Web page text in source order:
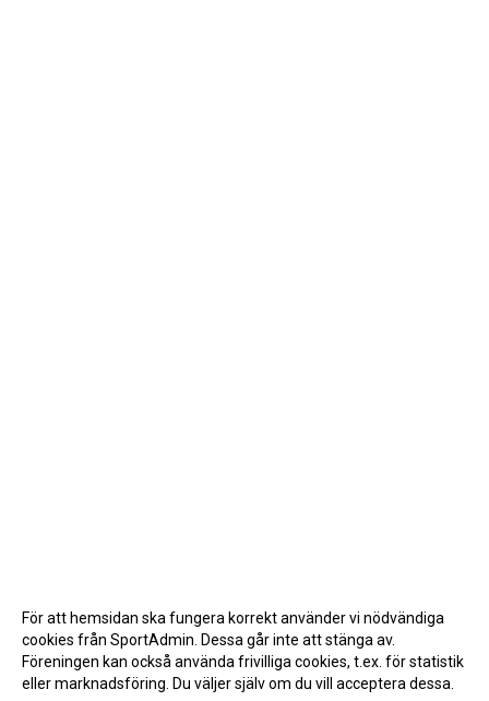
För att hemsidan ska fungera korrekt använder vi nödvändiga
cookies från SportAdmin. Dessa går inte att stänga av.
Föreningen kan också använda frivilliga cookies, t.ex. för statistik
eller marknadsföring. Du väljer själv om du vill acceptera dessa.